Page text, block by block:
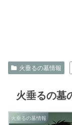
火垂るの墓情報
火垂るの墓
火垂るの墓情報